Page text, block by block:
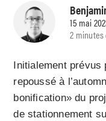
15 mai
2
Initialement prévus
repoussé à
bonification» du
de stationnement